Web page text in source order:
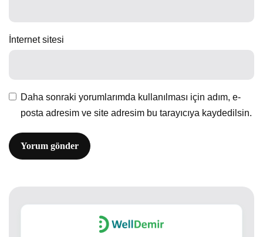
İnternet sitesi
Daha sonraki yorumlarımda kullanılması için adım, e-
posta adresim ve site adresim bu tarayıcıya kaydedilsin.